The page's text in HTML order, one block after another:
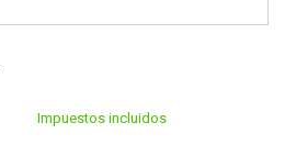
Impuestos incluidos